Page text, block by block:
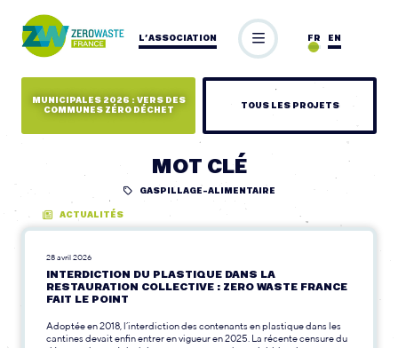
L’ASSOCIATION EN
FR
MUNICIPALES 2026 : VERS DES
COMMUNES ZÉRO DÉCHET
TOUS LES PROJETS
MOT CLÉ
GASPILLAGE-ALIMENTAIRE
ACTUALITÉS
28 avril 2026
INTERDICTION DU PLASTIQUE DANS LA
RESTAURATION COLLECTIVE : ZERO WASTE FRANCE
FAIT LE POINT
Adoptée en 2018, l’interdiction des contenants en plastique dans les
cantines devait enfin entrer en vigueur en 2025. La récente censure du